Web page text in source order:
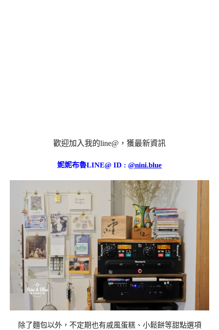
歡迎加入我的line@，獲最新資訊
妮妮布魯LINE@ ID : @nini.blue
除了麵包以外，不定期也有戚風蛋糕、小鬆餅等甜點選項